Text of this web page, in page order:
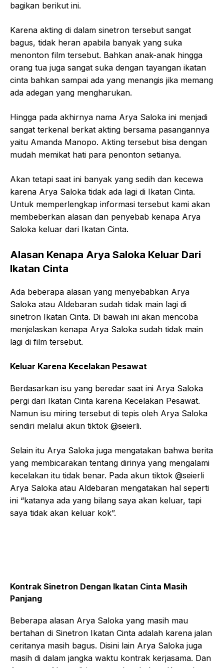
bagikan berikut ini.
Karena akting di dalam sinetron tersebut sangat
bagus, tidak heran apabila banyak yang suka
menonton film tersebut. Bahkan anak-anak hingga
orang tua juga sangat suka dengan tayangan ikatan
cinta bahkan sampai ada yang menangis jika memang
ada adegan yang mengharukan.
Hingga pada akhirnya nama Arya Saloka ini menjadi
sangat terkenal berkat akting bersama pasangannya
yaitu Amanda Manopo. Akting tersebut bisa dengan
mudah memikat hati para penonton setianya.
Akan tetapi saat ini banyak yang sedih dan kecewa
karena Arya Saloka tidak ada lagi di Ikatan Cinta.
Untuk memperlengkap informasi tersebut kami akan
membeberkan alasan dan penyebab kenapa Arya
Saloka keluar dari Ikatan Cinta.
Alasan Kenapa Arya Saloka Keluar Dari
Ikatan Cinta
Ada beberapa alasan yang menyebabkan Arya
Saloka atau Aldebaran sudah tidak main lagi di
sinetron Ikatan Cinta. Di bawah ini akan mencoba
menjelaskan kenapa Arya Saloka sudah tidak main
lagi di film tersebut.
Keluar Karena Kecelakan Pesawat
Berdasarkan isu yang beredar saat ini Arya Saloka
pergi dari Ikatan Cinta karena Kecelakan Pesawat.
Namun isu miring tersebut di tepis oleh Arya Saloka
sendiri melalui akun tiktok @seierli.
Selain itu Arya Saloka juga mengatakan bahwa berita
yang membicarakan tentang dirinya yang mengalami
kecelakan itu tidak benar. Pada akun tiktok @seierli
Arya Saloka atau Aldebaran mengatakan hal seperti
ini “katanya ada yang bilang saya akan keluar, tapi
saya tidak akan keluar kok”.
Kontrak Sinetron Dengan Ikatan Cinta Masih
Panjang
Beberapa alasan Arya Saloka yang masih mau
bertahan di Sinetron Ikatan Cinta adalah karena jalan
ceritanya masih bagus. Disini lain Arya Saloka juga
masih di dalam jangka waktu kontrak kerjasama. Dan